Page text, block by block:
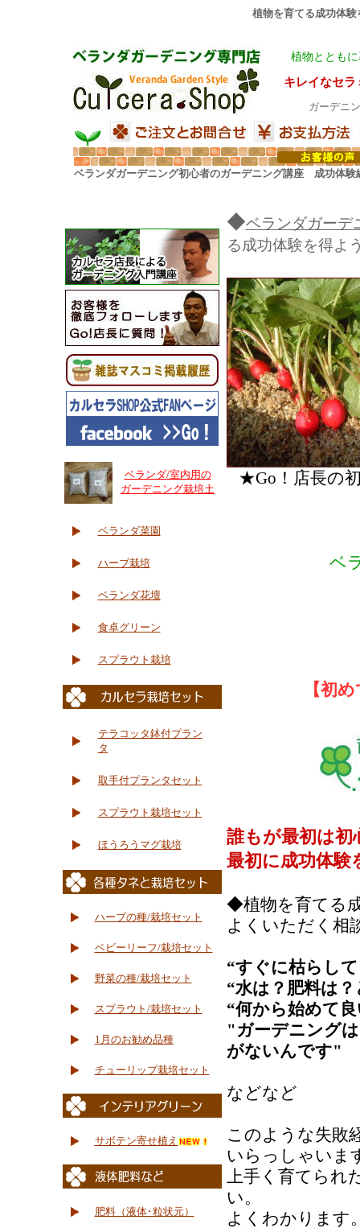
植物を育てる成功体
植物ととも
キレイなセ
ガーデニ
ベランダガーデニング初心者のガーデニング講座 成功体験
ベランダ/室内用の
ガーデニング栽培土
ベランダ菜園
ハーブ栽培
ベランダ花壇
食卓グリーン
スプラウト栽培
テラコッタ鉢付プラン
タ
取手付プランタセット
スプラウト栽培セット
ほうろうマグ栽培
ハーブの種/栽培セット
ベビーリーフ/栽培セット
野菜の種/栽培セット
スプラウト/栽培セット
1月のお勧め品種
チューリップ栽培セット
サボテン寄せ植え
肥料（液体･粒状元）
◆ベランダガーデ
る成功体験を得よ
★Go！店長の
ベ
【初
誰もが最初は初
最初に成功体験
◆植物を育てる
よくいただく相
“すぐに枯らし
“水は？肥料は
“何から始めて
"ガーデニング
がないんです"
などなど
このような失敗
いらっしゃいま
上手く育てら
い。
よくわかります